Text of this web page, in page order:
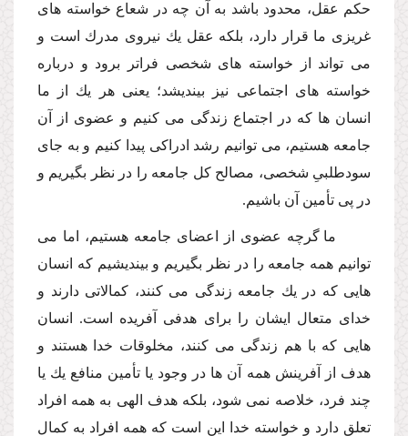
حكم عقل، محدود باشد به آن چه در شعاع خواسته هاى
غریزى ما قرار دارد، بلكه عقل یك نیروى مدرك است و
مى تواند از خواسته هاى شخصى فراتر برود و درباره
خواسته هاى اجتماعى نیز بیندیشد؛ یعنى هر یك از ما
انسان ها كه در اجتماع زندگى مى كنیم و عضوى از آن
جامعه هستیم، مى توانیم رشد ادراكى پیدا كنیم و به جاى
سودطلبىِ شخصى، مصالح كل جامعه را در نظر بگیریم و
در پى تأمین آن باشیم.
ما گرچه عضوى از اعضاى جامعه هستیم، اما مى
توانیم همه جامعه را در نظر بگیریم و بیندیشیم كه انسان
هایى كه در یك جامعه زندگى مى كنند، كمالاتى دارند و
خداى متعال ایشان را براى هدفى آفریده است. انسان
هایى كه با هم زندگى مى كنند، مخلوقات خدا هستند و
هدف از آفرینش همه آن ها در وجود یا تأمین منافع یك یا
چند فرد، خلاصه نمى شود، بلكه هدف الهى به همه افراد
تعلق دارد و خواسته خدا این است كه همه افراد به كمال